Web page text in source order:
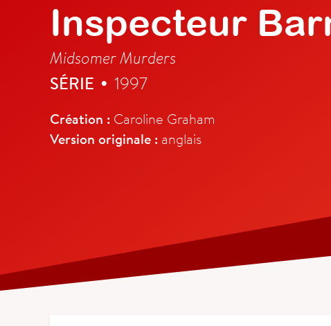
Inspecteur
Midsomer Murders
SÉRIE • 1997
Création : Caroline Graham
Version originale : anglais